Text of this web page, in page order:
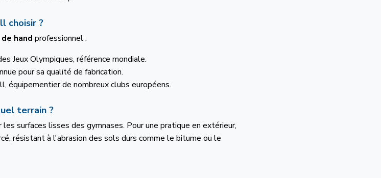
choisir ?
hand professionnel :
Jeux Olympiques, référence mondiale.
pour sa qualité de fabrication.
équipementier de nombreux clubs européens.
terrain ?
surfaces lisses des gymnases. Pour une pratique en extérieur,
résistant à l'abrasion des sols durs comme le bitume ou le